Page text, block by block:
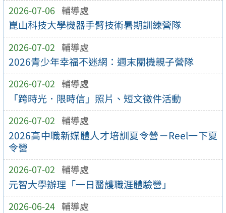
2026-07-06 輔導處
崑山科技大學機器手臂技術暑期訓練營隊
2026-07-02 輔導處
2026青少年幸福不迷網：週末關機親子營隊
2026-07-02 輔導處
「跨時光．限時信」照片、短文徵件活動
2026-07-02 輔導處
2026高中職新媒體人才培訓夏令營－Reel一下夏
令營
2026-07-02 輔導處
元智大學辦理「一日醫護職涯體驗營」
2026-06-24 輔導處